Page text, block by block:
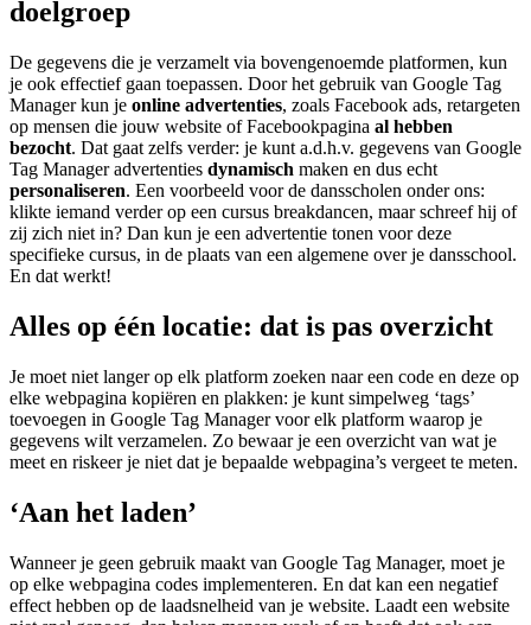
doelgroep
De gegevens die je verzamelt via bovengenoemde platformen, kun
je ook effectief gaan toepassen. Door het gebruik van Google Tag
Manager kun je online advertenties, zoals Facebook ads, retargeten
op mensen die jouw website of Facebookpagina al hebben
bezocht. Dat gaat zelfs verder: je kunt a.d.h.v. gegevens van Google
Tag Manager advertenties dynamisch maken en dus echt
personaliseren. Een voorbeeld voor de dansscholen onder ons:
klikte iemand verder op een cursus breakdancen, maar schreef hij of
zij zich niet in? Dan kun je een advertentie tonen voor deze
specifieke cursus, in de plaats van een algemene over je dansschool.
En dat werkt!
Alles op één locatie: dat is pas overzicht
Je moet niet langer op elk platform zoeken naar een code en deze op
elke webpagina kopiëren en plakken: je kunt simpelweg ‘tags’
toevoegen in Google Tag Manager voor elk platform waarop je
gegevens wilt verzamelen. Zo bewaar je een overzicht van wat je
meet en riskeer je niet dat je bepaalde webpagina’s vergeet te meten.
‘Aan het laden’
Wanneer je geen gebruik maakt van Google Tag Manager, moet je
op elke webpagina codes implementeren. En dat kan een negatief
effect hebben op de laadsnelheid van je website. Laadt een website